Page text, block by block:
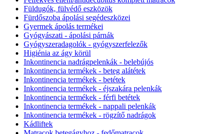
Füldugók, fülvédő eszközök
Fürdőszoba ápolási segédeszközei
Gyermek ápolás termékei
Gyógyászati - ápolási párnák
Gyógyszeradagolók - gyógyszerfelezők
Higiénia az ágy körül
Inkontinencia nadrágpelenkák - belebújós
Inkontinencia termékek - beteg alátétek
Inkontinencia termékek - betétek
Inkontinencia termékek - éjszakára pelenkák
Inkontinencia termékek - férfi betétek
Inkontinencia termékek - nappali pelenkák
Inkontinencia termékek - rögzítő nadrágok
Kádliftek